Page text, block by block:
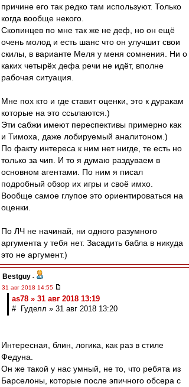
причине его так редко там используют. Только
когда вообще некого.
Скопинцев по мне так же не деф, но он ещё
очень молод и есть шанс что он улучшит свои
скилы, в варианте Меля у меня сомнения. Ни о
каких четырёх дефа речи не идёт, вполне
рабочая ситуация.
Мне пох кто и где ставит оценки, это к дуракам
которые на это ссылаются.)
Эти сабжи имеют переспективы примерно как
и Тимоха, даже лобируемый аналитоном.)
По факту интереса к ним нет нигде, те есть но
только за чип. И то я думаю раздуваем в
основном агентами. По ним я писал
подробный обзор их игры и своё имхо.
Вообще самое глупое это ориентироваться на
оценки.
По ЛЧ не начинай, ни одного разумного
аргумента у тебя нет. Засадить бабла в никуда
это не аргумент.)
Bestguy -
31 авг 2018 14:55
as78 » 31 авг 2018 13:19
# Гуделл » 31 авг 2018 13:20
Интересная, блин, логика, как раз в стиле
Федуна.
Он же такой у нас умный, не то, что ребята из
Барселоны, которые после эпичного обсера с